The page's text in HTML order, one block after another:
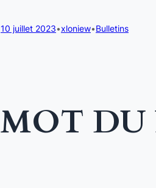
10 juillet 2023•xloniew•Bulletins
MOT DU